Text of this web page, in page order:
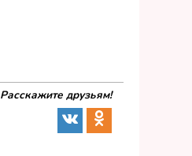
Расскажите друзьям!